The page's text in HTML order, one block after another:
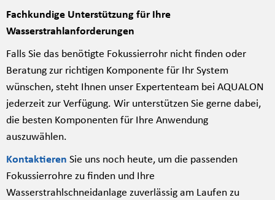
Fachkundige Unterstützung für Ihre
Wasserstrahlanforderungen
Falls Sie das benötigte Fokussierrohr nicht finden oder
Beratung zur richtigen Komponente für Ihr System
wünschen, steht Ihnen unser Expertenteam bei AQUALON
jederzeit zur Verfügung. Wir unterstützen Sie gerne dabei,
die besten Komponenten für Ihre Anwendung
auszuwählen.
Kontaktieren Sie uns noch heute, um die passenden
Fokussierrohre zu finden und Ihre
Wasserstrahlschneidanlage zuverlässig am Laufen zu